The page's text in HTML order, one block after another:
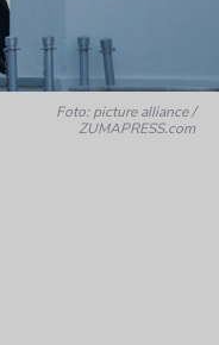
Foto: picture alliance /
ZUMAPRESS.com